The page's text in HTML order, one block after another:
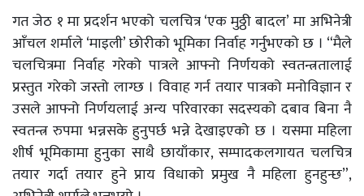
गत जेठ १ मा प्रदर्शन भएको चलचित्र ‘एक मुठ्ठी बादल’ मा अभिनेत्री
आँचल शर्माले ‘माइली’ छोरीको भूमिका निर्वाह गर्नुभएको छ । “मैले
चलचित्रमा निर्वाह गरेको पात्रले आफ्नो निर्णयको स्वतन्त्रतालाई
प्रस्तुत गरेको जस्तो लाग्छ । विवाह गर्न तयार पात्रको मनोविज्ञान र
उसले आफ्नो निर्णयलाई अन्य परिवारका सदस्यको दबाव बिना नै
स्वतन्त्र रुपमा भन्नसके हुनुपर्छ भन्ने देखाइएको छ । यसमा महिला
शीर्ष भूमिकामा हुनुका साथै छायाँकार, सम्पादकलगायत चलचित्र
तयार गर्दा तयार हुने प्राय विधाको प्रमुख नै महिला हुनहुन्छ”,